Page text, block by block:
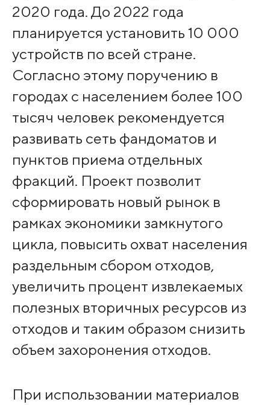
2020 года. До 2022 года
планируется установить 10 000
устройств по всей стране.
Согласно этому поручению в
городах с населением более 100
тысяч человек рекомендуется
развивать сеть фандоматов и
пунктов приема отдельных
фракций. Проект позволит
сформировать новый рынок в
рамках экономики замкнутого
цикла, повысить охват населения
раздельным сбором отходов,
увеличить процент извлекаемых
полезных вторичных ресурсов из
отходов и таким образом снизить
объем захоронения отходов.
При использовании материалов